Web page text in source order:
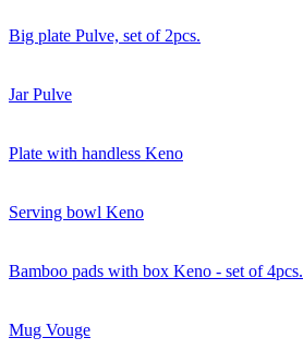
Big plate Pulve, set of 2pcs.
Jar Pulve
Plate with handless Keno
Serving bowl Keno
Bamboo pads with box Keno - set of 4pcs.
Mug Vouge